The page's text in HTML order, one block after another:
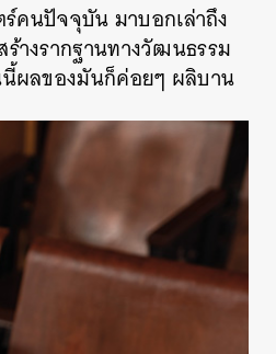
คนปัจจุบัน มาบอกเล่าถึง
างรากฐานทางวัฒนธรรม
ผลของมันก็ค่อยๆ ผลิบาน